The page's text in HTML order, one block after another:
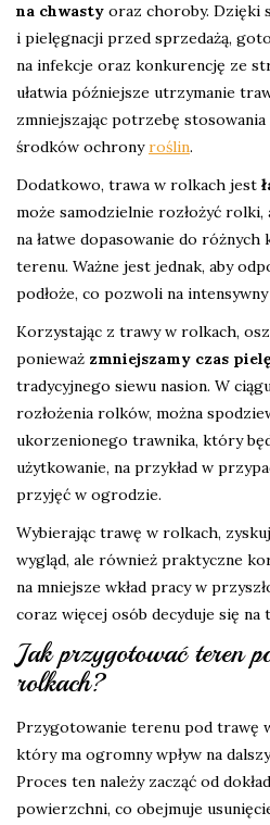
na chwasty oraz choroby. Dzięki
i pielęgnacji przed sprzedażą,
na infekcje oraz konkurencję ze
ułatwia późniejsze utrzymanie
zmniejszając potrzebę
środków ochronyroślin.
Dodatkowo, trawa w rolkach jest
może samodzielnie rozłożyć rolki,
na łatwe dopasowanie do
terenu. Ważne jest jednak, aby
podłoże, co pozwoli na
Korzystając z trawy w rolkach,
ponieważ zmniejszamy czas
tradycyjnego siewu nasion. W
rozłożenia rolków, można
ukorzenionego trawnika, który
użytkowanie, na przykład w
przyjęć w ogrodzie.
Wybierając trawę w rolkach,
wygląd, ale również praktyczne
na mniejsze wkład pracy w
coraz więcej osób decyduje się na
Jak przygotować teren
rolkach?
Przygotowanie terenu pod trawę
który ma ogromny wpływ na
Proces ten należy zacząć od
powierzchni, co obejmuje